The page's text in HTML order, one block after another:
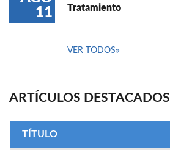
11
Tratamiento
VER TODOS
ARTÍCULOS DESTACADOS
TÍTULO